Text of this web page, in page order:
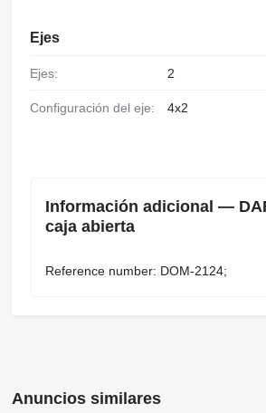
Ejes
Ejes: 2
Configuración del eje: 4x2
Información adicional —
caja abierta
Reference number: DOM-2124;
Anuncios similares